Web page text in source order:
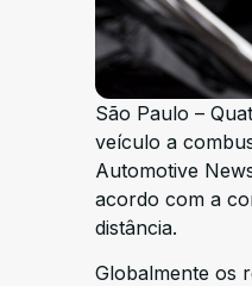
São Paulo –
veículo a
Automotive
acordo com a
distância.
Globalmente os